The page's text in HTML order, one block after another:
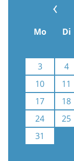
Mo Di
3
4
10
11
17
18
24
25
31